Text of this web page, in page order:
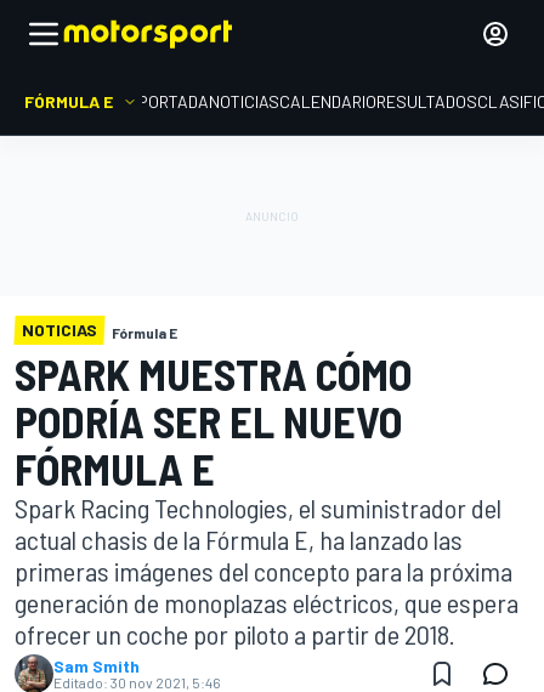
FÓRMULA E PORTADANOTICIASCALENDARIORESULTADOS
NOTICIAS Fórmula E
SPARK MUESTRA CÓMO
PODRÍA SER EL NUEVO
FÓRMULA E
Spark Racing Technologies, el suministrador del
actual chasis de la Fórmula E, ha lanzado las
primeras imágenes del concepto para la próxima
generación de monoplazas eléctricos, que espera
ofrecer un coche por piloto a partir de 2018.
Sam Smith
Editado: 30 nov 2021, 5:46